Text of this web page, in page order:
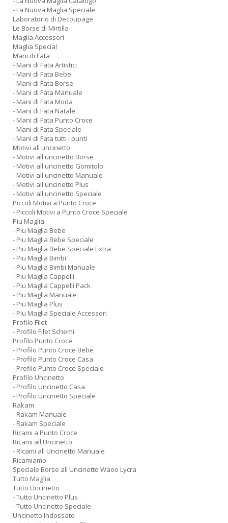
- La Nuova Maglia Speciale
Laboratorio di Decoupage
Le Borse di Mirtilla
Maglia Accessori
Maglia Special
Mani di Fata
- Mani di Fata Artistici
- Mani di Fata Bebe
- Mani di Fata Borse
- Mani di Fata Manuale
- Mani di Fata Moda
- Mani di Fata Natale
- Mani di Fata Punto Croce
- Mani di Fata Speciale
- Mani di Fata tutti i punti
Motivi all uncinetto
- Motivi all uncinetto Borse
- Motivi all uncinetto Gomitolo
- Motivi all uncinetto Manuale
- Motivi all uncinetto Plus
- Motivi all uncinetto Speciale
Piccoli Motivi a Punto Croce
- Piccoli Motivi a Punto Croce Speciale
Piu Maglia
- Piu Maglia Bebe
- Piu Maglia Bebe Speciale
- Piu Maglia Bebe Speciale Extra
- Piu Maglia Bimbi
- Piu Maglia Bimbi Manuale
- Piu Maglia Cappelli
- Piu Maglia Cappelli Pack
- Piu Maglia Manuale
- Piu Maglia Plus
- Piu Maglia Speciale Accessori
Profilo Filet
- Profilo Filet Schemi
Profilo Punto Croce
- Profilo Punto Croce Bebe
- Profilo Punto Croce Casa
- Profilo Punto Croce Speciale
Profilo Uncinetto
- Profilo Uncinetto Casa
- Profilo Uncinetto Speciale
Rakam
- Rakam Manuale
- Rakam Speciale
Ricami a Punto Croce
Ricami all Uncinetto
- Ricami all Uncinetto Manuale
Ricamiamo
Speciale Borse all Uncinetto Waoo Lycra
Tutto Maglia
Tutto Uncinetto
- Tutto Uncinetto Plus
- Tutto Uncinetto Speciale
Uncinetto Indossato